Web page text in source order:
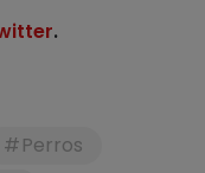
.
Perros